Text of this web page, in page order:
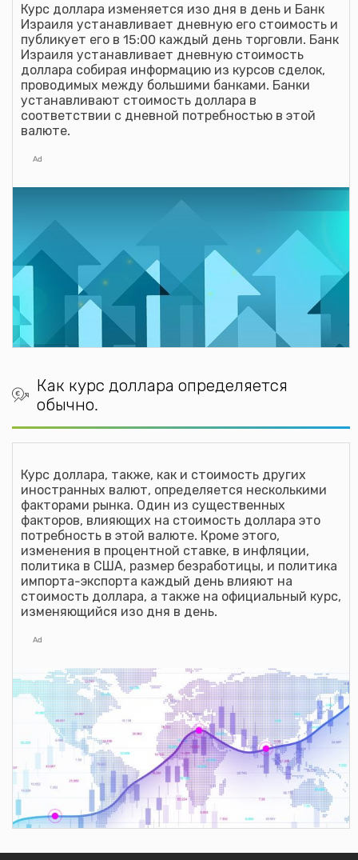
Калькулятор курса Доллара США в (BSD)
Багамский доллар
Калькулятор курса Доллара США в (BTN)
Бутанский нгултрум
Калькулятор курса Доллара США в (BWP)
Ботсвана Пула
Калькулятор курса Доллара США в (CAD)
Калькулятор курса Доллара США в (CDF)
Конголезский франк
Калькулятор курса Доллара США в (CHF)
Швейцарский франк
Калькулятор курса Доллара США в (CLP)
чилийское песо
китайский юань женьминьби
колумбийское песо
Костариканский колон
Калькулятор курса Доллара США в (CVE) Эскудо
Кабо-Верде
Калькулятор курса Доллара США в (CZK)
Чешская крона
Калькулятор курса Доллара США в (DJF) Франк
Калькулятор курса Доллара США в (DOP)
Доминиканское песо
Калькулятор курса Доллара США в (DZD)
алжирский динар
Калькулятор курса Доллара США в (EGP)
Египетский фунт
Калькулятор курса Доллара США в (ETB)
эфиопский быр
Курс доллара изменяется изо дня в день и Банк
Израиля устанавливает дневную его стоимость и
публикует его в 15:00 каждый день торговли. Банк
Израиля устанавливает дневную стоимость
доллара собирая информацию из курсов сделок,
проводимых между большими банками. Банки
устанавливают стоимость доллара в
соответствии с дневной потребностью в этой
валюте.
Ad
Как курс доллара определяется
обычно.
Курс доллара, также, как и стоимость других
иностранных валют, определяется несколькими
факторами рынка. Один из существенных
факторов, влияющих на стоимость доллара это
потребность в этой валюте. Кроме этого,
изменения в процентной ставке, в инфляции,
политика в США, размер безработицы, и политика
импорта-экспорта каждый день влияют на
стоимость доллара, а также на официальный курс,
изменяющийся изо дня в день.
Ad